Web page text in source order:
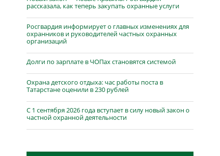
рассказала, как теперь закупать охранные услуги
Росгвардия информирует о главных изменениях для
охранников и руководителей частных охранных
организаций
Долги по зарплате в ЧОПах становятся системой
Охрана детского отдыха: час работы поста в
Татарстане оценили в 230 рублей
С 1 сентября 2026 года вступает в силу новый закон о
частной охранной деятельности